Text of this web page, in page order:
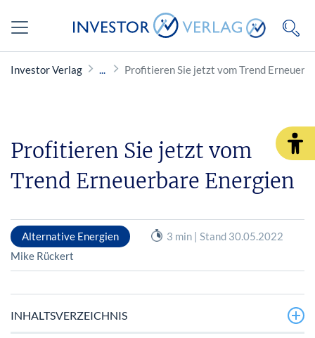
Investor Verlag Profitieren Sie jetzt vom Trend
Profitieren Sie jetzt vom
Trend Erneuerbare Energien
Alternative Energien
3 min | Stand 30.05.2022
Mike Rückert
INHALTSVERZEICHNIS